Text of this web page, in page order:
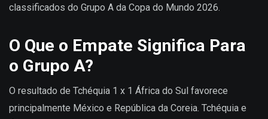
classificados do Grupo A da Copa do Mundo 2026.
O Que o Empate Significa Para
o Grupo A?
O resultado de Tchéquia 1 x 1 África do Sul favorece
principalmente México e República da Coreia. Tchéquia e